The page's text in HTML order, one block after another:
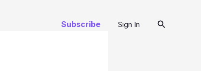
Subscribe Sign In Pesquisar